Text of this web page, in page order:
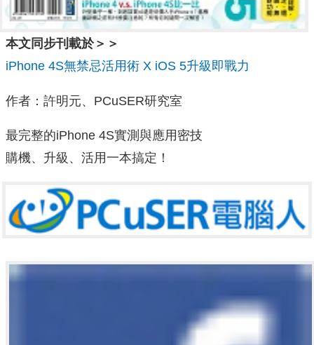
本文同步刊載於＞＞
iPhone 4S無禁忌活用術 X iOS 5升級即戰力
作者：許明元、PCuSER研究室
最完整的iPhone 4S實測與應用密技
購機、升級、活用一本搞定！